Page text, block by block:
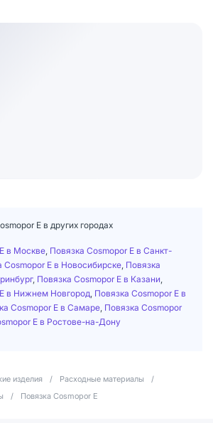
Е в других городах
в Москве Повязка Cosmopor Е в Санкт-
Cosmopor Е в Новосибирске Повязка
, Повязка Cosmopor Е в Казани
в Нижнем Новгород Повязка Cosmopor Е в
Cosmopor Е в Самаре Повязка Cosmopor
Е в Ростове-на-Дону
изделия / Расходные материалы
/
/ Повязка Cosmopor Е